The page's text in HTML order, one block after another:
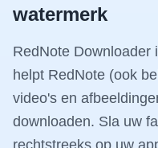
watermerk
RedNote Downloader
helpt RedNote (ook
video's en
downloaden. Sla uw
rechtstreeks op uw